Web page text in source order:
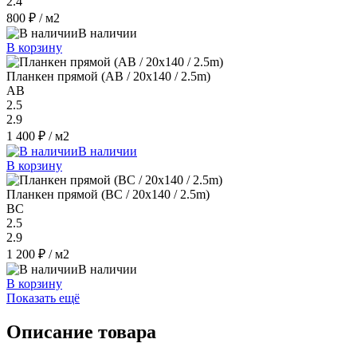
800 ₽ / м2
В наличии
В корзину
Планкен прямой (AB / 20х140 / 2.5m)
AB
2.5
2.9
1 400 ₽ / м2
В наличии
В корзину
Планкен прямой (BC / 20х140 / 2.5m)
ВС
2.5
2.9
1 200 ₽ / м2
В наличии
В корзину
Показать ещё
Описание товара